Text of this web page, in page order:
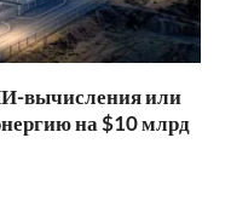
вычисления или
на $10 млрд